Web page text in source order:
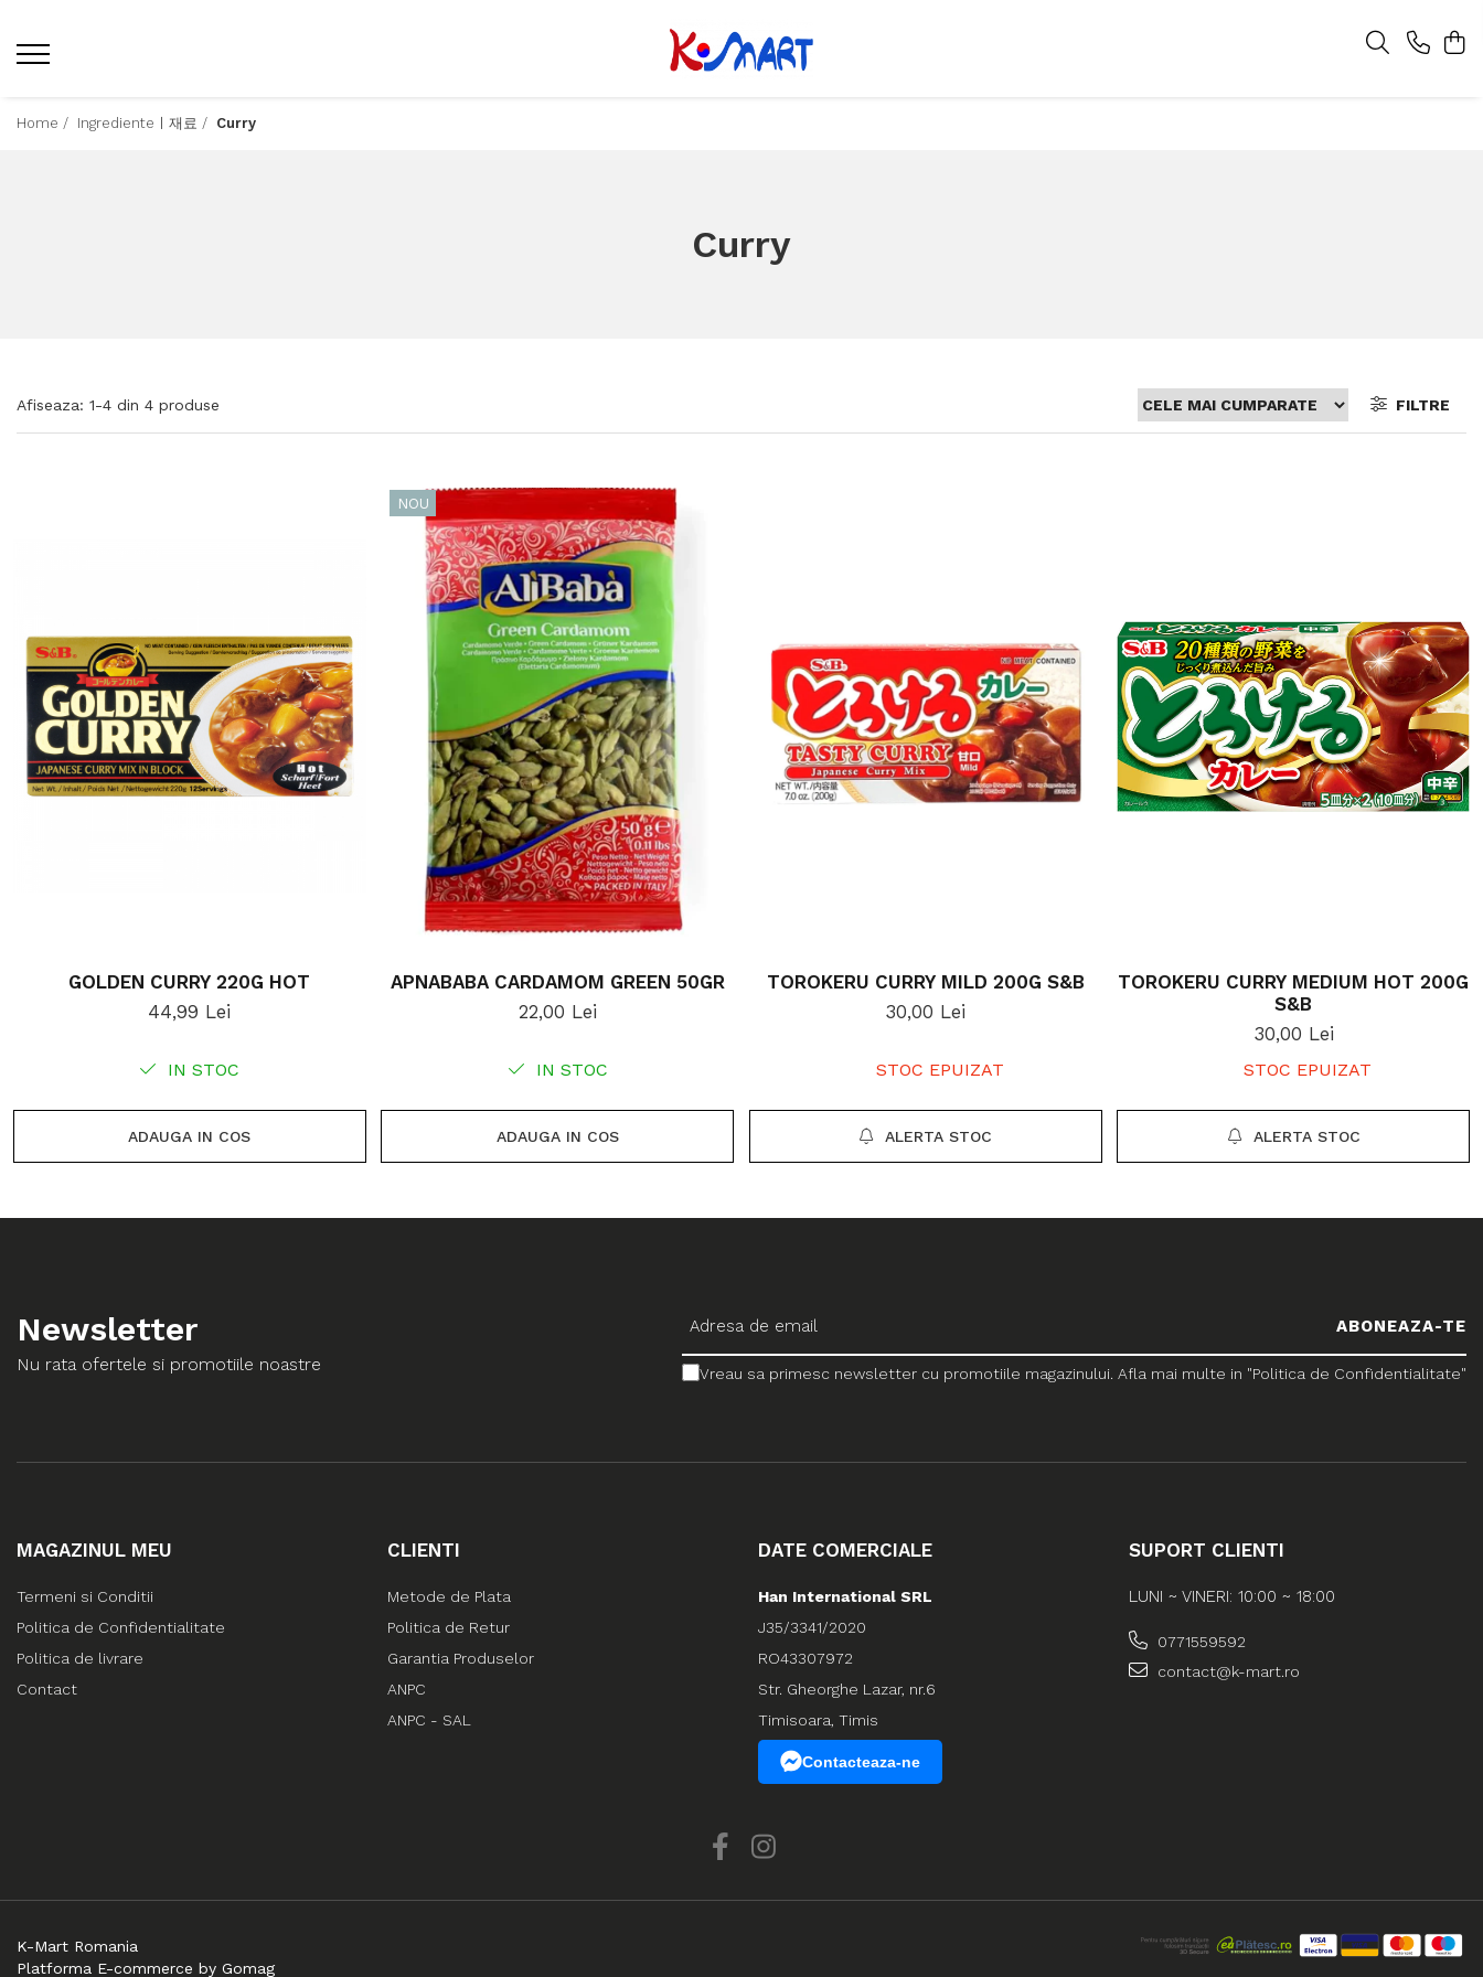
Home / Ingredienteㅣ재료 / Curry
Curry
Afiseaza: 1-4 din 4 produse FILTRE
GOLDEN CURRY 220G HOT
44,99 Lei
IN STOC
ADAUGA IN COS
NOU
APNABABA CARDAMOM GREEN 50GR
22,00 Lei
IN STOC
ADAUGA IN COS
TOROKERU CURRY MILD 200G S&B
30,00 Lei
STOC EPUIZAT
ALERTA STOC
TOROKERU CURRY MEDIUM HOT 200G
S&B
30,00 Lei
STOC EPUIZAT
ALERTA STOC
Newsletter
Nu rata ofertele si promotiile noastre Vreau sa primesc newsletter cu promotiile magazinului. Afla mai multe in "Politica de Confidentialitate"
MAGAZINUL MEU
Termeni si Conditii
Politica de Confidentialitate
Politica de livrare
Contact
CLIENTI
Metode de Plata
Politica de Retur
Garantia Produselor
ANPC
ANPC - SAL
DATE COMERCIALE
Han International SRL
J35/3341/2020
RO43307972
Str. Gheorghe Lazar, nr.6
Timisoara, Timis
Contacteaza-ne
SUPORT CLIENTI
LUNI ~ VINERI: 10:00 ~ 18:00
0771559592
contact@k-mart.ro
K-Mart Romania
Platforma E-commerce by Gomag